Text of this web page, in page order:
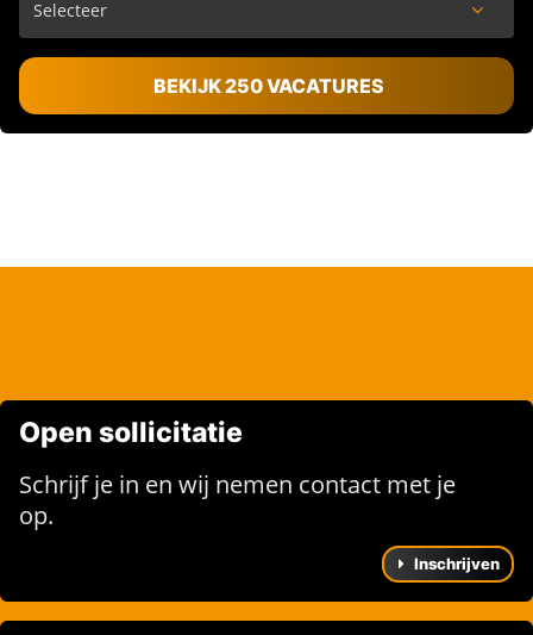
BEKIJK 250 VACATURES
Open sollicitatie
Schrijf je in en wij nemen contact met je
op.
Inschrijven